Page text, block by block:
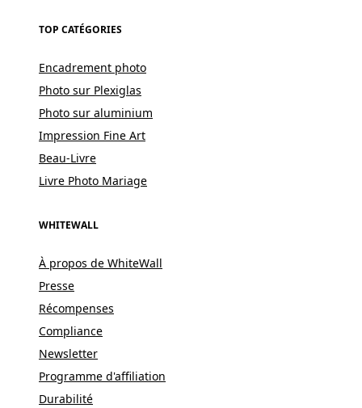
TOP CATÉGORIES
Encadrement photo
Photo sur Plexiglas
Photo sur aluminium
Impression Fine Art
Beau-Livre
Livre Photo Mariage
WHITEWALL
À propos de WhiteWall
Presse
Récompenses
Compliance
Newsletter
Programme d'affiliation
Durabilité